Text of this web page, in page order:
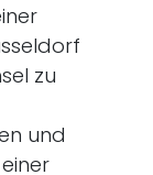
zu
und